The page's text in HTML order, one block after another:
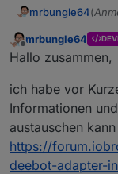
mrbungle64(
und
ob
so
Offline
mrbungle64
Hallo zusammen,
ich habe vor
Informationen
austauschen
https://
deebot-adapter-